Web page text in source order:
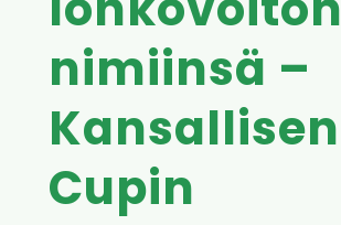
lohkovoiton
nimiinsä –
Kansallisen
Cupin